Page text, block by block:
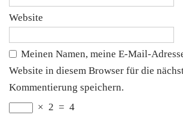
Website
Meinen Namen, meine E-Mail-
Website in diesem Browser für die
Kommentierung speichern.
× 2 = 4